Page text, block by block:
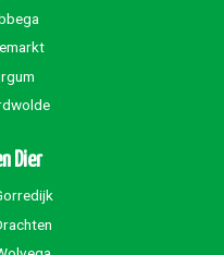
Dier